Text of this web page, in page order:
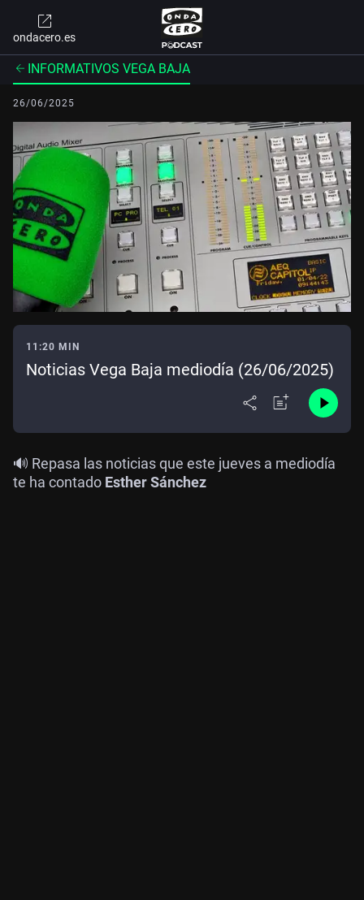
ondacero.es
INFORMATIVOS VEGA BAJA
26/06/2025
11:20 MIN
Noticias Vega Baja mediodía (26/06/2025)
🔊 Repasa las noticias que este jueves a mediodía
te ha contado Esther Sánchez